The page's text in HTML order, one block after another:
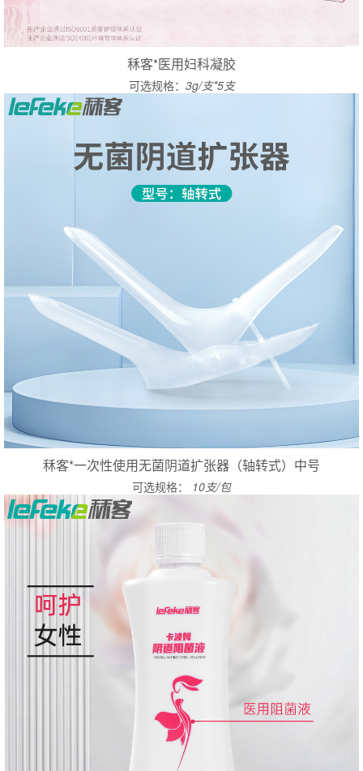
秝客*医用妇科凝胶
可选规格： 3g/支*5支
秝客*一次性使用无菌阴道扩张器（轴转式）中号
可选规格： 10支/包